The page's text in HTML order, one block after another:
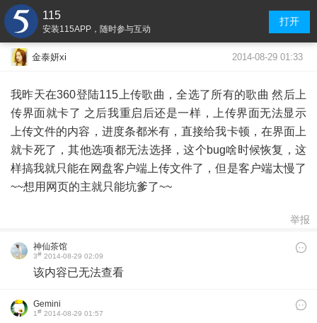
115
安装115APP，随时参与互动
打开
金泰妍xi 2014-08-29 01:33
我昨天在360登陆115上传歌曲，全选了所有的歌曲 然后上
传界面就卡了 之后我重启后还是一样，上传界面无法显示
上传文件的内容，进度条都米有，直接给我卡顿，在界面上
就卡死了，其他选项都无法选择，这个bug啥时候恢复，这
样搞我就只能在网盘客户端上传文件了，但是客户端太慢了
~~想用网页的主就只能坑爹了~~
举报
神仙茶馆
3# 2014-08-29 02:09
该内容已无法查看
Gemini
1# 2014-08-29 01:57